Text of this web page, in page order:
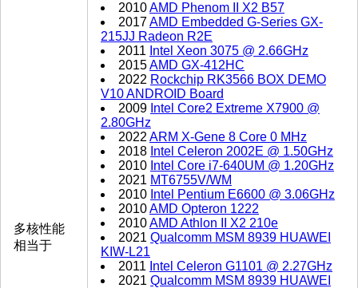
多核性能
相当于
2010AMD Phenom II X2 B57
2017AMD Embedded G-Series GX-
215JJ Radeon R2E
2011 Intel Xeon 3075 @ 2.66GHz
2015AMD GX-412HC
2022 Rockchip RK3566 BOX DEMO
V10 ANDROID Board
2009 Intel Core2 Extreme X7900 @
2.80GHz
2022ARM X-Gene 8 Core 0 MHz
2018 Intel Celeron 2002E @ 1.50GHz
2010 Intel Core i7-640UM @ 1.20GHz
2021 MT6755V/WM
2010 Intel Pentium E6600 @ 3.06GHz
2010AMD Opteron 1222
2010AMD Athlon II X2 210e
2021 Qualcomm MSM 8939 HUAWEI
KIW-L21
2011 Intel Celeron G1101 @ 2.27GHz
2021 Qualcomm MSM 8939 HUAWEI